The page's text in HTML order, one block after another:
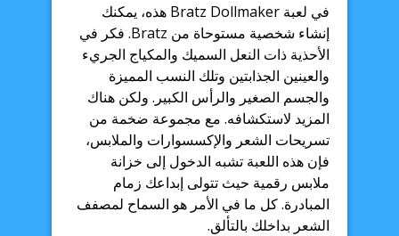
في لعبة Bratz Dollmaker هذه، يمكنك
إنشاء شخصية مستوحاة من Bratz. فكر في
الأحذية ذات النعل السميك والمكياج الجريء
والعينين الجذابتين وتلك النسب المميزة
والجسم الصغير والرأس الكبير. ولكن هناك
المزيد لاستكشافه. مع مجموعة ضخمة من
تسريحات الشعر والإكسسوارات والملابس،
فإن هذه اللعبة تشبه الدخول إلى خزانة
ملابس رقمية حيث تتولى إبداعك زمام
المبادرة. كل ما في الأمر هو السماح لمصفف
الشعر بداخلك بالتألق.